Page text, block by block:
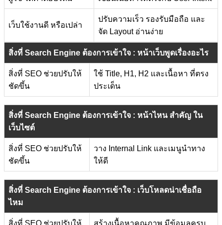
เว็บใช้งานดี หรือเปล่า
ปรับความเร็ว รองรับมือถือ และ
จัด Layout อ่านง่าย
สิ่งที่ Search Engine ต้องการเข้าใจ : หน้าเว็บพูดเรื่องอะไร
สิ่งที่ SEO ช่วยปรับให้
ชัดขึ้น
ใช้ Title, H1, H2 และเนื้อหา ที่ตรง
ประเด็น
สิ่งที่ Search Engine ต้องการเข้าใจ : หน้าไหน สำคัญ ใน
เว็บไซต์
สิ่งที่ SEO ช่วยปรับให้
ชัดขึ้น
วาง Internal Link และเมนูนำทาง
ให้ดี
สิ่งที่ Search Engine ต้องการเข้าใจ : เว็บโหลดน่าเชื่อถือ
ไหม